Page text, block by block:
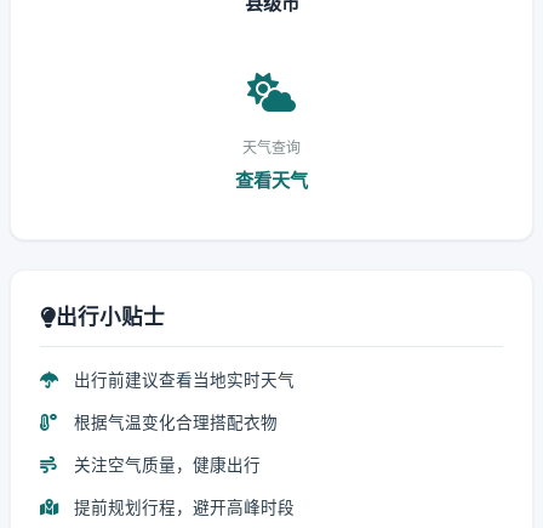
天气查询
查看天气
出行小贴士
出行前建议查看当地实时天气
根据气温变化合理搭配衣物
关注空气质量，健康出行
提前规划行程，避开高峰时段